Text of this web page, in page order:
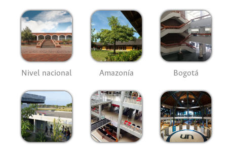
Nivel nacional Amazonía Bogotá